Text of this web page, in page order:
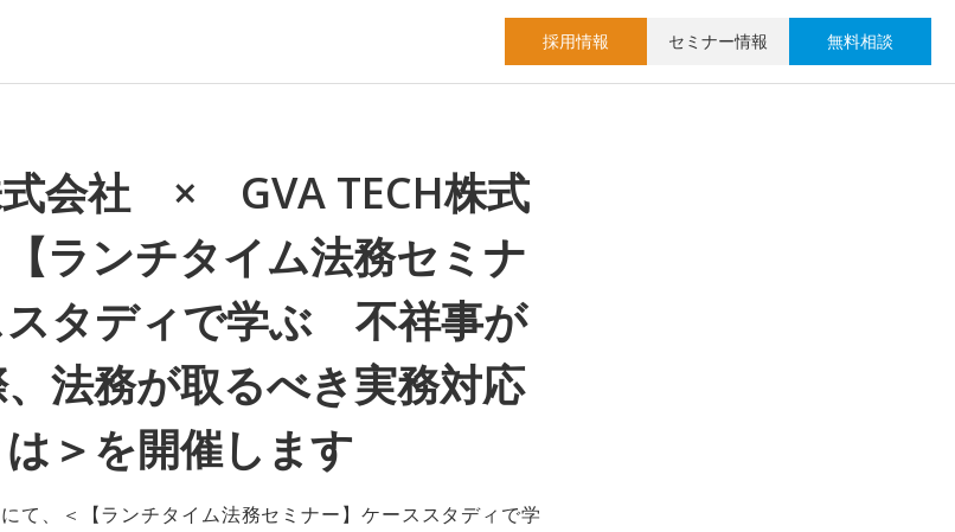
採用情報 セミナー情報 無料相談
会社 × GVA TECH株式
ランチタイム法務セミナ
スタディで学ぶ 不祥事が
法務が取るべき実務対応
は＞を開催します
て、＜【ランチタイム法務セミナー】ケーススタディで学